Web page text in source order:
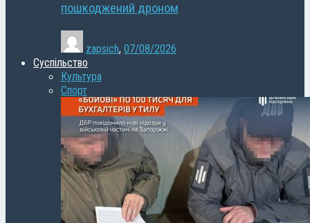
пошкоджений дроном
zapsich, 07/08/2026
Суспільство
Культура
Спорт